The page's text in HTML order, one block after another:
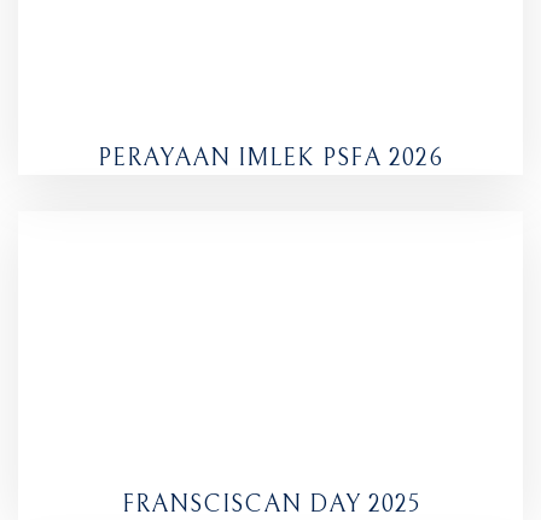
PERAYAAN IMLEK PSFA 2026
FRANSCISCAN DAY 2025